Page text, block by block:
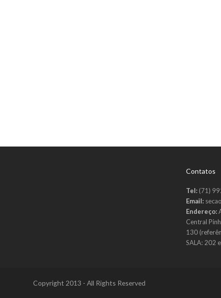
Contatos
Tel: (71)
Email:
Endereço:
Central
130
SALA: 202
Copyright 2013 - All Rights Reserved